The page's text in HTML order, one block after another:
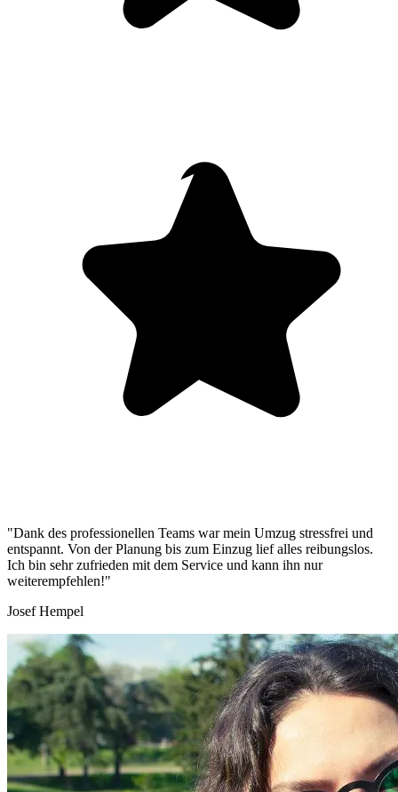
"Dank des professionellen Teams war mein Umzug stressfrei und
entspannt. Von der Planung bis zum Einzug lief alles reibungslos.
Ich bin sehr zufrieden mit dem Service und kann ihn nur
weiterempfehlen!"
Josef Hempel